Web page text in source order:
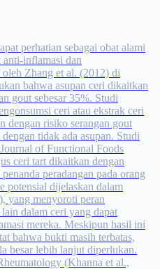
perhatian sebagai obat alami
inflamasi dan
Zhang et al. (2012) di
bahwa asupan ceri dikaitkan
gout sebesar 35%. Studi
ceri atau ekstrak ceri
dengan risiko serangan gout
tidak ada asupan. Studi
of Functional Foods
ceri tart dikaitkan dengan
peradangan pada orang
potensial dijelaskan dalam
yang menyoroti peran
dalam ceri yang dapat
mereka. Meskipun hasil ini
bahwa bukti masih terbatas,
besar lebih lanjut diperlukan.
(Khanna et al.,